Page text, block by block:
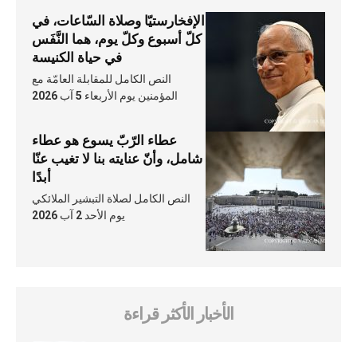
الإفخارستيّا وصلاة السّاعات، في
كلّ أسبوع وكلّ يوم، هما النَّفَس
في حياة الكنيسة
النص الكامل للمقابلة العامّة مع
المؤمنين يوم الأربعاء 5 آب 2026
عطاء الرّبّ يسوع هو عطاء
شامل، وأنّ عنايته بنا لا تغيب عنّا
أبدًا
النص الكامل لصلاة التبشير الملائكي
يوم الأحد 2 آب 2026
الأخبار الأكثر قراءة